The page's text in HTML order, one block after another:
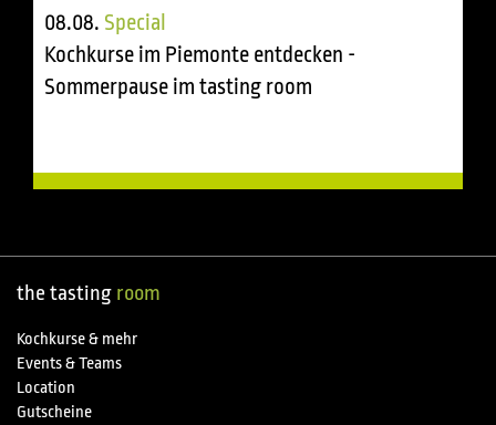
08.08. Special
Kochkurse im Piemonte entdecken -
Sommerpause im tasting room
the tasting room
Kochkurse & mehr
Events & Teams
Location
Gutscheine